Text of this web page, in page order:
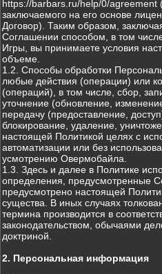
https://barbars.ru/help/0/
заключаемого на его основе
Договор). Таким образом,
Соглашении способом, в том
Игры, вы принимаете условия
объеме.
1.2. Способы обработки
любые действия (операции) или
(операций), в том числе, сбор,
уточнение (обновление,
передачу (предоставление,
блокирование, удаление,
настоящей Политикой целях с
автоматизации или без
усмотрению Овермобайла.
1.3. Здесь и далее в Политике
определения, предусмотренные
предусмотрено настоящей
существа. В иных случаях
термина производится в
законодательством, обычаями
доктриной.
2. Персональная информация